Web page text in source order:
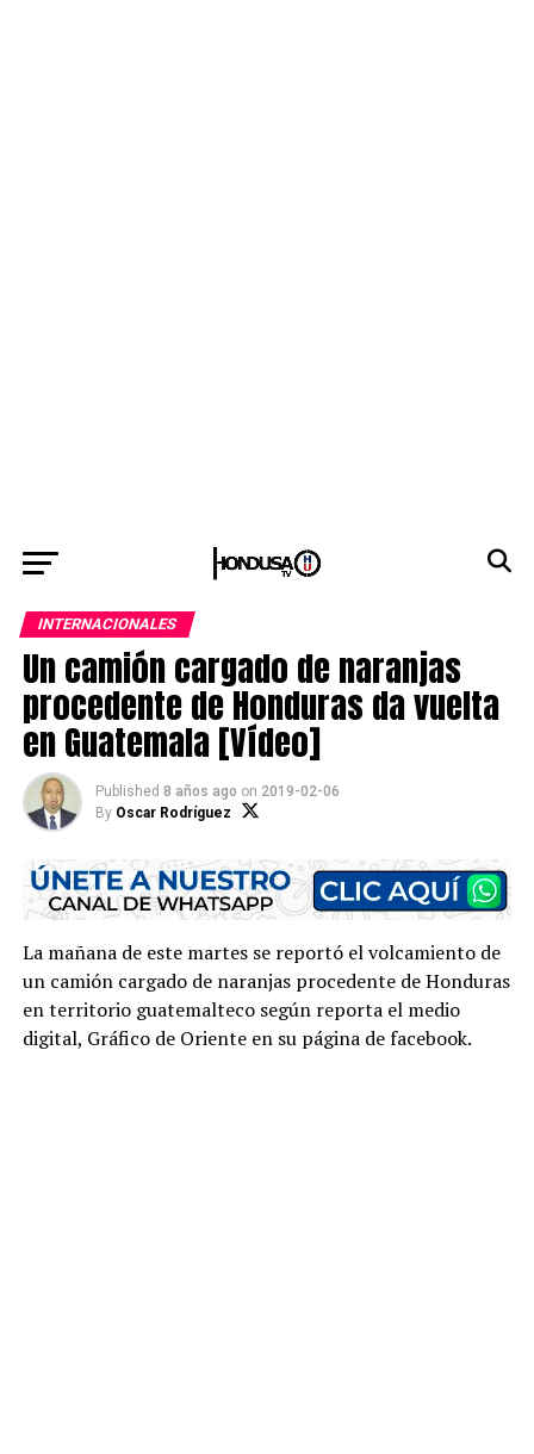
INTERNACIONALES
Un camión cargado de naranjas
procedente de Honduras da vuelta
en Guatemala [Vídeo]
Published 8 años ago on 2019-02-06
By Oscar Rodríguez
La mañana de este martes se reportó el volcamiento de
un camión cargado de naranjas procedente de Honduras
en territorio guatemalteco según reporta el medio
digital, Gráfico de Oriente en su página de facebook.